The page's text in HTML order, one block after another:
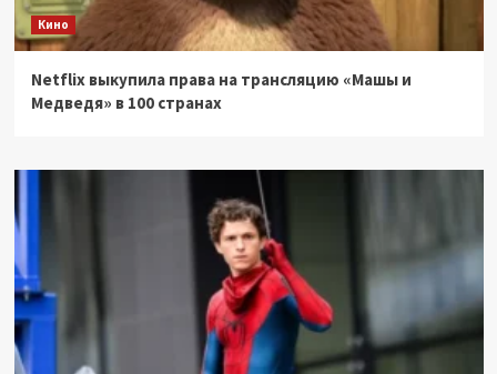
Кино
Netflix выкупила права на трансляцию «Машы и
Медведя» в 100 странах